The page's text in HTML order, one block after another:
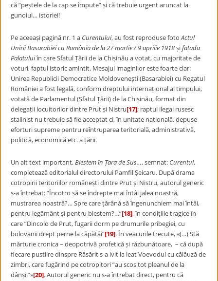
că ”peștele de la cap se împute” și că trebuie urgent aruncat la
gunoiul… istoriei!
Pe aceeași pagină nr. 1 a Curentului, au fost reproduse fotoActul
Unirii Basarabiei cu România de la 27 martie / 9 aprilie 1918șifațada
Palatuluiîn care Sfatul Țării de la Chișinău a votat, cu majoritate de
voturi, faptul istoric amintit. Mesajul imaginilor este foarte clar:
Unirea Republicii Democratice Moldovenești (Basarabiei) cu Regatul
României a fost legală, conform dreptului internațional al timpului,
votată de Parlamentul (Sfatul Țării) de la Chișinău, format din
delegații locuitorilor dintre Prut și Nistru[17]; raptul ilegal rusesc
stalinist nu trebuie să fie acceptat ci, în unitate națională, depuse
eforturi supreme pentru reîntruparea teritorială, administrativă,
politică, economică etc. a țării.
Un alt text important,Blestem în Țara de Sus…, semnat: Curentul,
completează editorialul directorului Pamfil Șeicaru. După drama
cotropirii teritoriilor românești dintre Prut și Nistru, autorul generic
s-a întrebat: ”Încotro să se îndrepte mai întâi jalea noastră,
mustrarea noastră?… Spre care țărână să îngenunchiem mai întâi,
pentru legământ și pentru blestem?…”[18], în condițiile tragice în
care ”Dincolo de Prut, fugarii dorm pe drumurile pribegiei, cu
bolovanii drept perne la căpătâi”[19]. În veacurile trecute, «(…) Stă
mărturie cronica – deopotrivă profetică și răzbunătoare, – că după
fiecare pustiire dinspre Răsărit s-a ivit la leat Voevodul cu călăuză de
zimbri, care fugărind pe cotropitori ”au scos tot pleanul de la
dânșii”»[20]. Autorul generic nu s-a întrebat direct, pentru că